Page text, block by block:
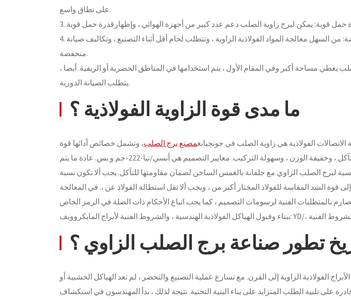
على نطاق واسع.
4. صعوبة صيانة منخفضة: من السهل معالجة المواد الفولاذية الزاوية ، وتتطلب لحام أقل أثناء التصنيع ، وتكاليف صيانة
منخفضة.
يغطي مساحة أكبر وفي المقام الأول ، يتم استخدامها في المناطق الحضرية أو الريفية. أيضا ،
يتطلب الصيانة الدورية.
ما مدى قوة الزاوية الفولاذية ؟
الاتصالات الفولاذية هي زاوية الصلب في جونجيانغمصنع برج الصلب، وتشمل خصائص أدائها قوة
عالية ، ومقاومة التآكل ، وخفيفة الوزن ، وسهولة التركيب. معايير التصميم هي أنسي/تيا-222-جم و بس. عادة ما يتم
لبرج الصلب الزاوي مع جلفانة بالغمس الساخن لضمان مقاومتها للتآكل. يجب ألا تكون نسبة
قوة الشد المقاسة للفولاذ المختار أكبر من ، ويجب ألا تقل استطالة الفولاذ عن ،. في المعالجة
الصارم بالمتطلبات الفنية لرسومات التصميم ، كما يجب اتباع الأحكام ذات الصلة في الرمز الخاص
تطور صناعة برج الصلب الزاوي ؟
الفولاذية الزاوية إلى القرن. مع تسارع عملية التصنيع والتحضر ، لم تعد الهياكل الخشبية أو
على تلبية الطلب المتزايد على بناء البنية التحتية. نتيجة لذلك ، بدأ المهندسون في استكشاف